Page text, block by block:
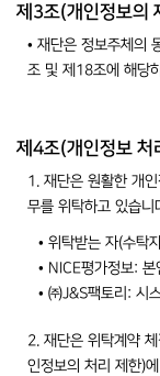
제3조(개인정보의
• 재단은 정보주체의
조 및 제18조에 해당
제4조(개인정보 처
1. 재단은 원활한 개
무를 위탁하고 있습니
• 위탁받는 자(수탁
• NICE평가정보: 본
• ㈜J&S팩토리: 시
2. 재단은 위탁계약 체
인정보의 처리 제한)